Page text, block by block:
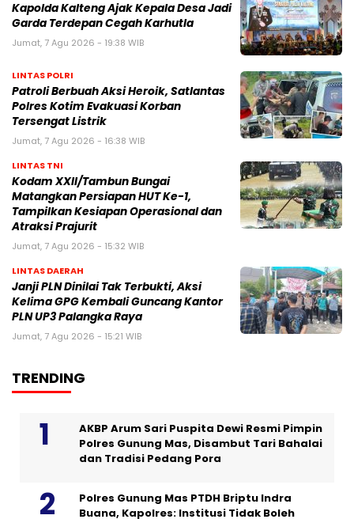
Kapolda Kalteng Ajak Kepala Desa Jadi
Garda Terdepan Cegah Karhutla
Jumat, 7 Agu 2026 - 19:38 WIB
LINTAS POLRI
Patroli Berbuah Aksi Heroik, Satlantas
Polres Kotim Evakuasi Korban
Tersengat Listrik
Jumat, 7 Agu 2026 - 16:38 WIB
LINTAS TNI
Kodam XXII/Tambun Bungai
Matangkan Persiapan HUT Ke-1,
Tampilkan Kesiapan Operasional dan
Atraksi Prajurit
Jumat, 7 Agu 2026 - 15:32 WIB
LINTAS DAERAH
Janji PLN Dinilai Tak Terbukti, Aksi
Kelima GPG Kembali Guncang Kantor
PLN UP3 Palangka Raya
Jumat, 7 Agu 2026 - 15:21 WIB
TRENDING
AKBP Arum Sari Puspita Dewi Resmi Pimpin
Polres Gunung Mas, Disambut Tari Bahalai
dan Tradisi Pedang Pora
Polres Gunung Mas PTDH Briptu Indra
Buana, Kapolres: Institusi Tidak Boleh